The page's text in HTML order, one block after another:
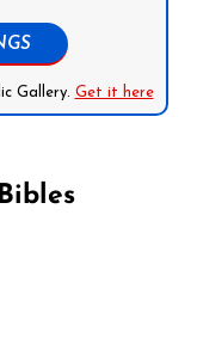
Gallery. Get it here